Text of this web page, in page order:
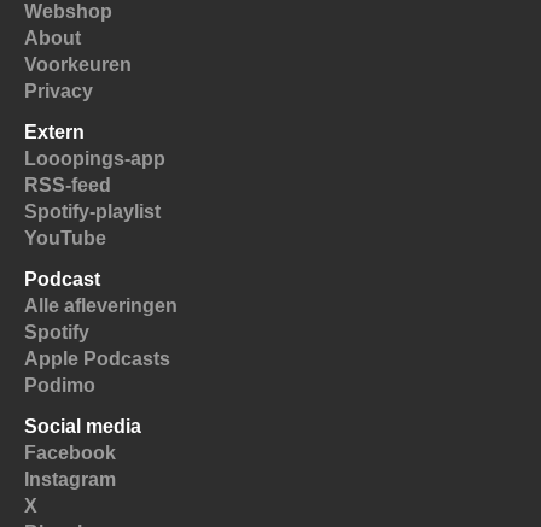
Webshop
About
Voorkeuren
Privacy
Extern
Looopings-app
RSS-feed
Spotify-playlist
YouTube
Podcast
Alle afleveringen
Spotify
Apple Podcasts
Podimo
Social media
Facebook
Instagram
X